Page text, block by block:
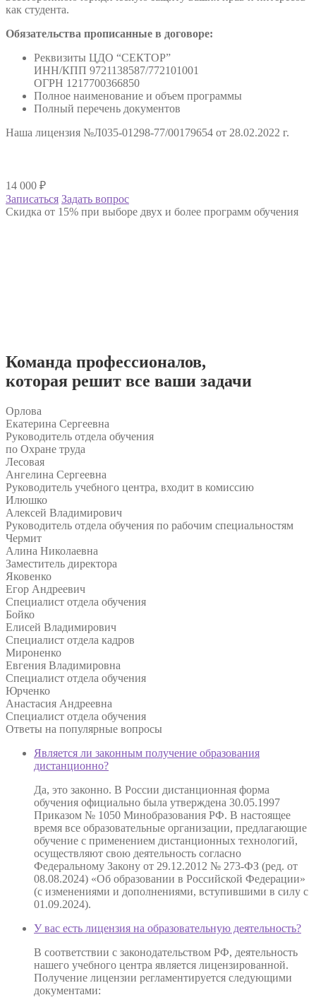
как студента.
Обязательства прописанные в договоре:
Реквизиты ЦДО “СЕКТОР”
ИНН/КПП 9721138587/772101001
ОГРН 1217700366850
Полное наименование и объем программы
Полный перечень документов
Наша лицензия №Л035-01298-77/00179654 от 28.02.2022 г.
14 000 ₽
Записаться Задать вопрос
Скидка от 15% при выборе двух и более программ обучения
Команда профессионалов,
которая решит все ваши задачи
Орлова
Екатерина Сергеевна
Руководитель отдела обучения
по Охране труда
Лесовая
Ангелина Сергеевна
Руководитель учебного центра, входит в комиссию
Илюшко
Алексей Владимирович
Руководитель отдела обучения по рабочим специальностям
Чермит
Алина Николаевна
Заместитель директора
Яковенко
Егор Андреевич
Специалист отдела обучения
Бойко
Елисей Владимирович
Специалист отдела кадров
Мироненко
Евгения Владимировна
Специалист отдела обучения
Юрченко
Анастасия Андреевна
Специалист отдела обучения
Ответы на популярные вопросы
Является ли законным получение образования
дистанционно?
Да, это законно. В России дистанционная форма
обучения официально была утверждена 30.05.1997
Приказом № 1050 Минобразования РФ. В настоящее
время все образовательные организации, предлагающие
обучение с применением дистанционных технологий,
осуществляют свою деятельность согласно
Федеральному Закону от 29.12.2012 № 273-ФЗ (ред. от
08.08.2024) «Об образовании в Российской Федерации»
(с изменениями и дополнениями, вступившими в силу с
01.09.2024).
У вас есть лицензия на образовательную деятельность?
В соответствии с законодательством РФ, деятельность
нашего учебного центра является лицензированной.
Получение лицензии регламентируется следующими
документами: